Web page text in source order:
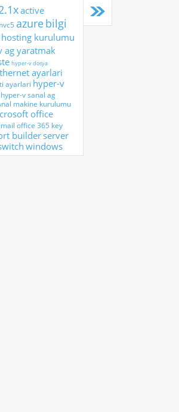
active
azurebilgi
hosting kurulumu
ag yaratmak
hyper-v dosya
ayarlari
ayarlari hyper-v
hyper-v sanal ag
makine kurulumu
office
office 365 key
builderserver
windows